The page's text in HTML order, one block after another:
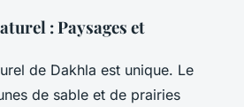
: Paysages et
de Dakhla est unique. Le
de sable et de prairies